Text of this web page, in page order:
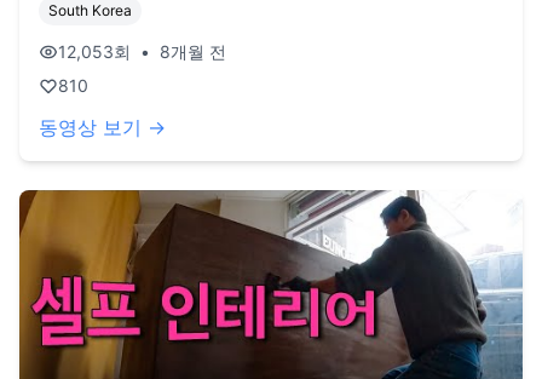
들과 이야기도 나누며 즐겁게 오픈을 맞이할 수 있었습니다.
저희 모두 장사는 처음이라 부족한 점이 많습니다. 이런 점 양
해부탁드리며, 시청해주시면 감사하겠습니다! (현재 올라가는
영상들은 '약 1년전 영상'인 점 참고부탁드립니다) / BGM.
South Korea
12,053회 •
8개월 전
810
동영상 보기 →